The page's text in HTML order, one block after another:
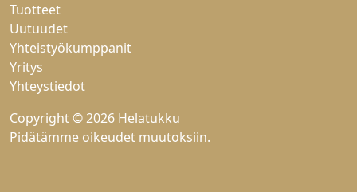
Tuotteet
Uutuudet
Yhteistyökumppanit
Yritys
Yhteystiedot
Copyright © 2026 Helatukku
Pidätämme oikeudet muutoksiin.